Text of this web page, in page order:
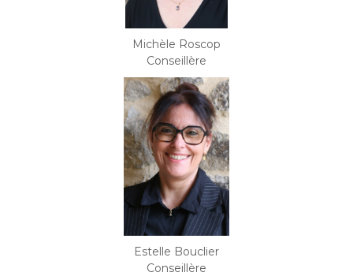
Michèle Roscop
Conseillère
Estelle Bouclier
Conseillère